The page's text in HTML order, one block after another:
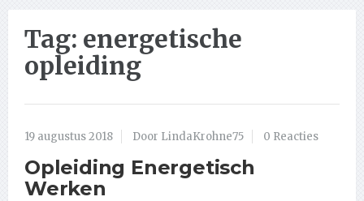
Tag: energetische
opleiding
19 augustus 2018 Door LindaKrohne75 0 Reacties
Opleiding Energetisch
Werken